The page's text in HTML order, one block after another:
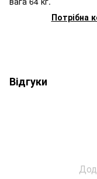
Потрібна
Відгуки